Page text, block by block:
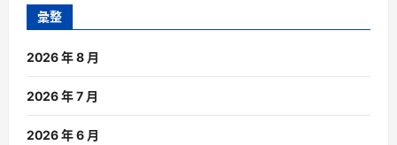
彙整
2026 年 8 月
2026 年 7 月
2026 年 6 月